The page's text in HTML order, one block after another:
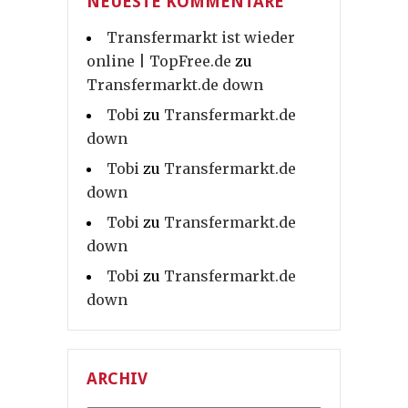
Transfermarkt ist wieder
online | TopFree.de zu
Transfermarkt.de down
Tobi zu Transfermarkt.de
down
Tobi zu Transfermarkt.de
down
Tobi zu Transfermarkt.de
down
Tobi zu Transfermarkt.de
down
ARCHIV